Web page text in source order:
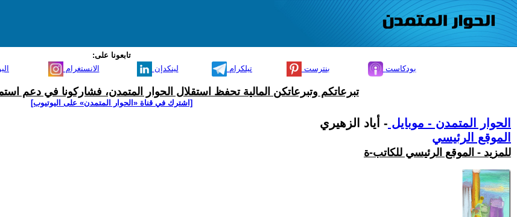
تابعونا على:
الانستغرام لينكدإن تيلكرام بنترست بودكاست
تبرعاتكم وتبرعاتكن المالية تحفظ استقلال الحوار المتمدن، فشاركونا في دعم
[اشترك في قناة ‫«الحوار المتمدن» على اليوتيوب]
الحوار المتمدن - موبايل - أياد الزهيري
الموقع الرئيسي
للمزيد - الموقع الرئيسي للكاتب-ة